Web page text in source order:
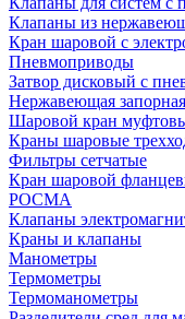
Клапаны из
Кран шаровой с
Пневмоприводы
Затвор дисковый с
Нержавеющая
Шаровой кран
Краны шаровые
Фильтры сетчатые
Кран шаровой
РОСМА
Клапаны
Краны и клапаны
Манометры
Термометры
Термоманометры